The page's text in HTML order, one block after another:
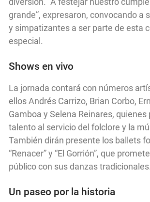
grande”, expresaron, convocando a
y simpatizantes a ser parte de esta
especial.
Shows en vivo
La jornada contará con números
ellos Andrés Carrizo, Brian Corbo,
Gamboa y Selena Reinares, quienes
talento al servicio del folclore y la
También dirán presente los ballets
“Renacer” y “El Gorrión”, que
público con sus danzas tradicionales.
Un paseo por la historia